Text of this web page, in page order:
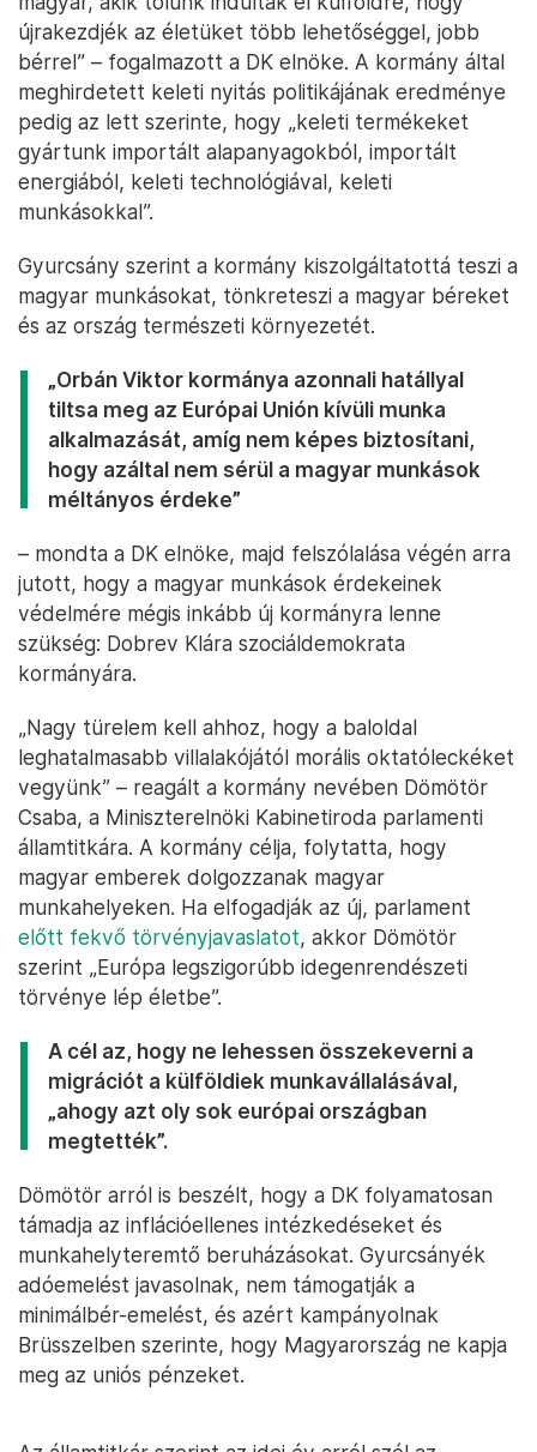
újrakezdjék az életüket több lehetőséggel, jobb
bérrel” – fogalmazott a DK elnöke. A kormány által
meghirdetett keleti nyitás politikájának eredménye
pedig az lett szerinte, hogy „keleti termékeket
gyártunk importált alapanyagokból, importált
energiából, keleti technológiával, keleti
munkásokkal”.
Gyurcsány szerint a kormány kiszolgáltatottá teszi a
magyar munkásokat, tönkreteszi a magyar béreket
és az ország természeti környezetét.
„Orbán Viktor kormánya azonnali hatállyal
tiltsa meg az Európai Unión kívüli munka
alkalmazását, amíg nem képes biztosítani,
hogy azáltal nem sérül a magyar munkások
méltányos érdeke”
– mondta a DK elnöke, majd felszólalása végén arra
jutott, hogy a magyar munkások érdekeinek
védelmére mégis inkább új kormányra lenne
szükség: Dobrev Klára szociáldemokrata
kormányára.
„Nagy türelem kell ahhoz, hogy a baloldal
leghatalmasabb villalakójától morális oktatóleckéket
vegyünk” – reagált a kormány nevében Dömötör
Csaba, a Miniszterelnöki Kabinetiroda parlamenti
államtitkára. A kormány célja, folytatta, hogy
magyar emberek dolgozzanak magyar
munkahelyeken. Ha elfogadják az új, parlament
előtt fekvő törvényjavaslatot, akkor Dömötör
szerint „Európa legszigorúbb idegenrendészeti
törvénye lép életbe”.
A cél az, hogy ne lehessen összekeverni a
migrációt a külföldiek munkavállalásával,
„ahogy azt oly sok európai országban
megtették”.
Dömötör arról is beszélt, hogy a DK folyamatosan
támadja az inflációellenes intézkedéseket és
munkahelyteremtő beruházásokat. Gyurcsányék
adóemelést javasolnak, nem támogatják a
minimálbér-emelést, és azért kampányolnak
Brüsszelben szerinte, hogy Magyarország ne kapja
meg az uniós pénzeket.